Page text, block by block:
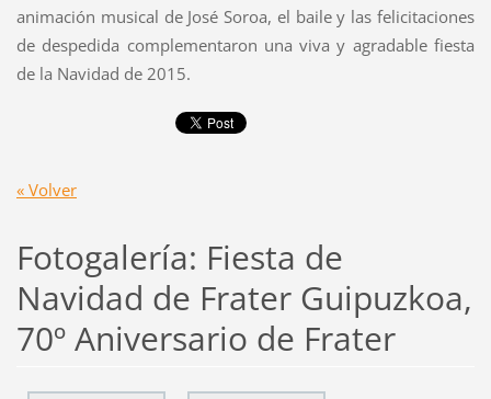
animación musical de José Soroa, el baile y las felicitaciones
de despedida complementaron una viva y agradable fiesta
de la Navidad de 2015.
« Volver
Fotogalería: Fiesta de
Navidad de Frater Guipuzkoa,
70º Aniversario de Frater